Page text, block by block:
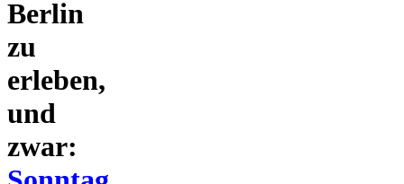
Berlin
zu
erleben,
und
zwar: